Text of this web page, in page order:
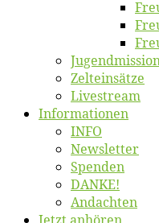
Zelt­ein­sät­ze
Live­stream
Informatio­nen
INFO
News­let­ter
Spen­den
DANKE!
An­dach­ten